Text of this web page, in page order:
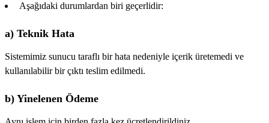
Aşağıdaki durumlardan biri geçerlidir:
a) Teknik Hata
Sistemimiz sunucu taraflı bir hata nedeniyle içerik üretemedi ve
kullanılabilir bir çıktı teslim edilmedi.
b) Yinelenen Ödeme